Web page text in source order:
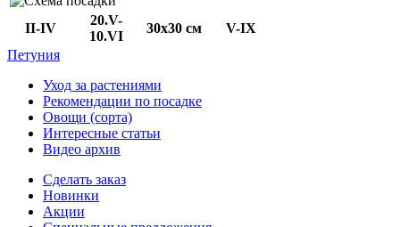
II-IV
20.V-
10.VI
30х30 см
V-IX
Петуния
Уход за растениями
Рекомендации по посадке
Овощи (сорта)
Интересные статьи
Видео архив
Сделать заказ
Новинки
Акции